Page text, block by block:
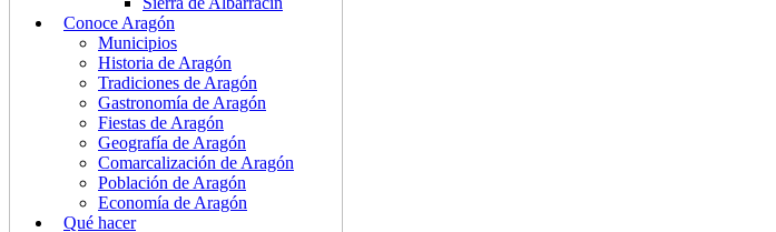
Conoce Aragón
Municipios
Historia de Aragón
Tradiciones de Aragón
Gastronomía de Aragón
Fiestas de Aragón
Geografía de Aragón
Comarcalización de Aragón
Población de Aragón
Economía de Aragón
Qué hacer